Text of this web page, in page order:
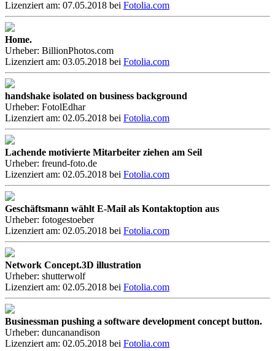
Lizenziert am: 07.05.2018 bei Fotolia.com
Home.
Urheber: BillionPhotos.com
Lizenziert am: 03.05.2018 bei Fotolia.com
handshake isolated on business background
Urheber: FotolEdhar
Lizenziert am: 02.05.2018 bei Fotolia.com
Lachende motivierte Mitarbeiter ziehen am Seil
Urheber: freund-foto.de
Lizenziert am: 02.05.2018 bei Fotolia.com
Geschäftsmann wählt E-Mail als Kontaktoption aus
Urheber: fotogestoeber
Lizenziert am: 02.05.2018 bei Fotolia.com
Network Concept.3D illustration
Urheber: shutterwolf
Lizenziert am: 02.05.2018 bei Fotolia.com
Businessman pushing a software development concept button.
Urheber: duncanandison
Lizenziert am: 02.05.2018 bei Fotolia.com